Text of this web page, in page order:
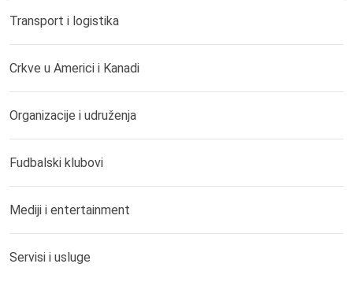
Transport i logistika
Crkve u Americi i Kanadi
Organizacije i udruženja
Fudbalski klubovi
Mediji i entertainment
Servisi i usluge